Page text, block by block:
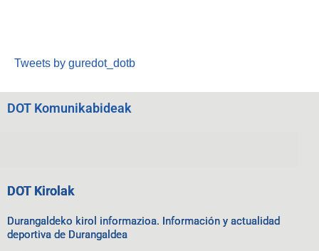
Tweets by guredot_dotb
DOT Komunikabideak
DOT Kirolak
Durangaldeko kirol informazioa. Información y actualidad
deportiva de Durangaldea